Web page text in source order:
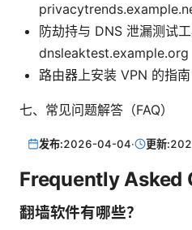
防劫持与 DNS 泄漏测试
dnsleaktest.example.org
路由器上安装 VPN 的指
七、常见问题解答（FAQ）
发布:2026-04-04· 更新:
Frequently Asked
翻墙软件有哪些？